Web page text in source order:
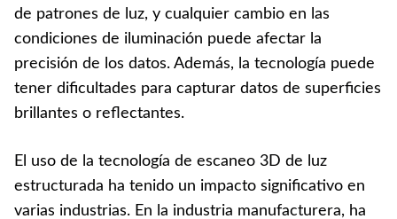
de patrones de luz, y cualquier cambio en las
condiciones de iluminación puede afectar la
precisión de los datos. Además, la tecnología puede
tener dificultades para capturar datos de superficies
brillantes o reflectantes.
El uso de la tecnología de escaneo 3D de luz
estructurada ha tenido un impacto significativo en
varias industrias. En la industria manufacturera, ha